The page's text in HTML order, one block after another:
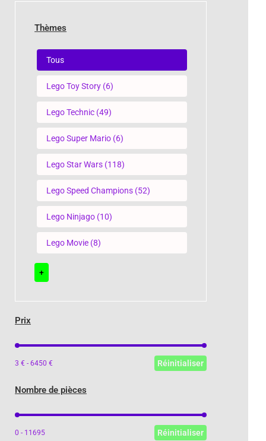
Thèmes
Thèmes
Tous
Lego Toy Story (6)
Lego Technic (49)
Lego Super Mario (6)
Lego Star Wars (118)
Lego Speed Champions (52)
Lego Ninjago (10)
Lego Movie (8)
+
Prix
Prix
3 € - 6450 € Réinitialiser
Nombre de pièces
Nombre de pièces
0 - 11695 Réinitialiser